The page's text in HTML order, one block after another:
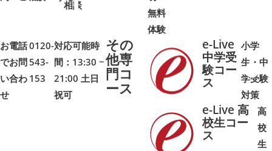
相談
無料
体験
お電話
でお問
い合わ
せ
0120-
543-
153
対応可能時
間：13:30 ~
21:00 土日
祝可
その
他専
門コ
ース
e-Live
中学受
験コー
ス
小学
生・中
学受験
対策
➜➜
e-Live 高
校生コー
ス
高
校
生
➜➜